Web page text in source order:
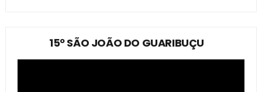
15º SÃO JOÃO DO GUARIBUÇU